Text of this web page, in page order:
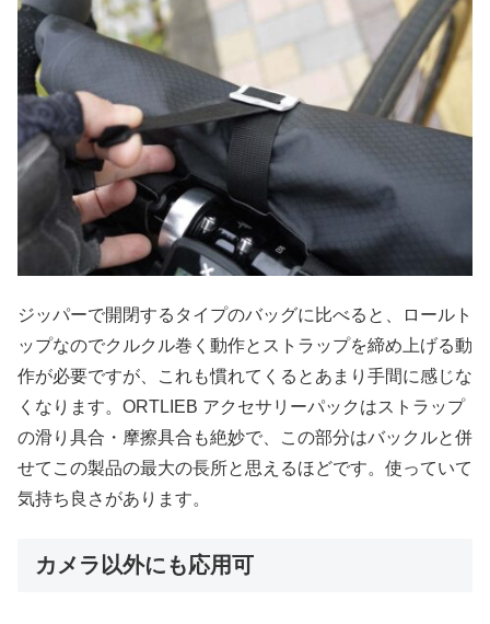
ジッパーで開閉するタイプのバッグに比べると、ロールト
ップなのでクルクル巻く動作とストラップを締め上げる動
作が必要ですが、これも慣れてくるとあまり手間に感じな
くなります。ORTLIEB アクセサリーパックはストラップ
の滑り具合・摩擦具合も絶妙で、この部分はバックルと併
せてこの製品の最大の長所と思えるほどです。使っていて
気持ち良さがあります。
カメラ以外にも応用可